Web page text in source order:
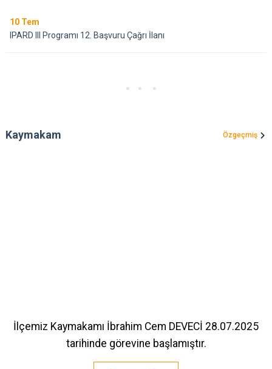
10 Tem
IPARD III Programı 12. Başvuru Çağrı İlanı
Kaymakam Özgeçmiş
İlçemiz Kaymakamı İbrahim Cem DEVECİ 28.07.2025
tarihinde görevine başlamıştır.